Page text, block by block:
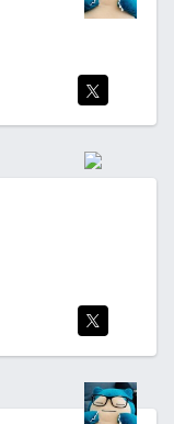
TWI
TEA
R
TEA
R